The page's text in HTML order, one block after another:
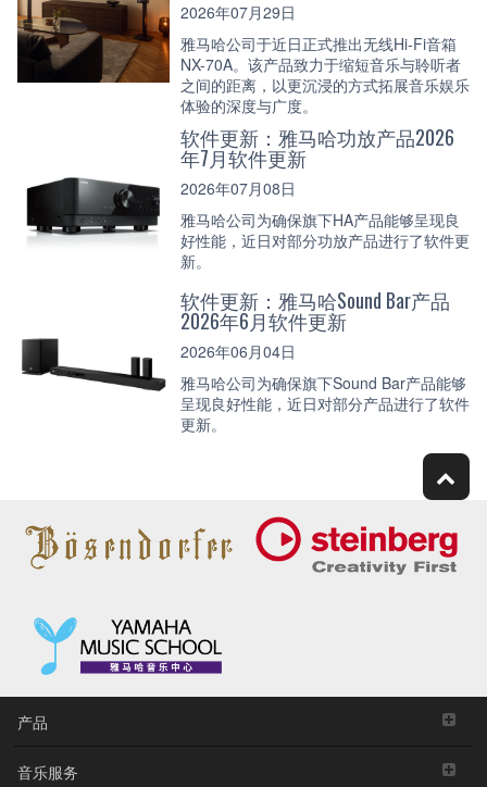
2026年07月29日
雅马哈公司于近日正式推出无线Hi-Fi音箱
NX-70A。该产品致力于缩短音乐与聆听者
之间的距离，以更沉浸的方式拓展音乐娱乐
体验的深度与广度。
软件更新：雅马哈功放产品2026
年7月软件更新
2026年07月08日
雅马哈公司为确保旗下HA产品能够呈现良
好性能，近日对部分功放产品进行了软件更
新。
软件更新：雅马哈Sound Bar产品
2026年6月软件更新
2026年06月04日
雅马哈公司为确保旗下Sound Bar产品能够
呈现良好性能，近日对部分产品进行了软件
更新。
产品
音乐服务